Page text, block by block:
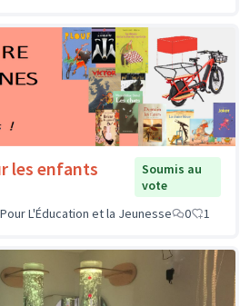
les enfants
Soumis au
vote
Pour L'Éducation et la Jeunesse
0 1